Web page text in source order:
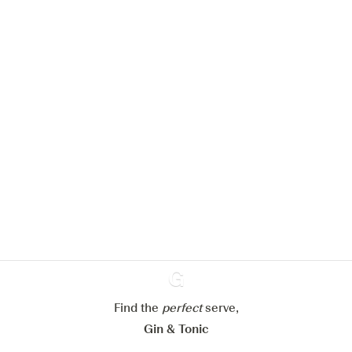
Ginventory
Find the perfectserve,
Gin & Tonic
Mijn cookie-instellingen aanpassen
Alles weigeren Alles aanvaarden